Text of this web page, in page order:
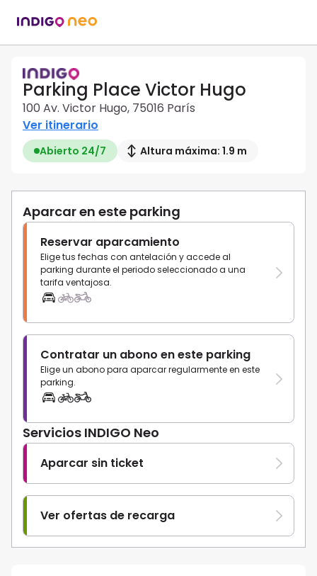
Parking Place Victor Hugo
100 Av. Victor Hugo, 75016 París
Ver itinerario
Abierto 24/7 Altura máxima: 1.9 m
Aparcar en este parking
Reservar aparcamiento
Elige tus fechas con antelación y accede al
parking durante el periodo seleccionado a una
tarifa ventajosa.
Contratar un abono en este parking
Elige un abono para aparcar regularmente en este
parking.
Servicios INDIGO Neo
Aparcar sin ticket
Ver ofertas de recarga